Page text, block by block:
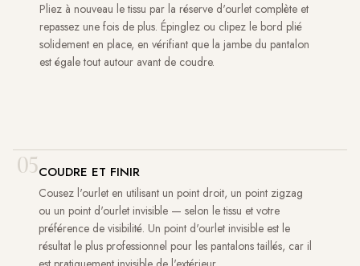
Pliez à nouveau le tissu par la réserve d'ourlet complète et
repassez une fois de plus. Épinglez ou clipez le bord plié
solidement en place, en vérifiant que la jambe du pantalon
est égale tout autour avant de coudre.
05COUDRE ET FINIR
Cousez l'ourlet en utilisant un point droit, un point zigzag
ou un point d'ourlet invisible — selon le tissu et votre
préférence de visibilité. Un point d'ourlet invisible est le
résultat le plus professionnel pour les pantalons taillés, car il